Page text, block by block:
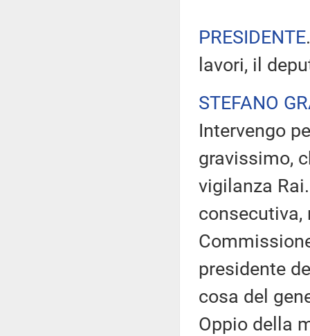
PRESIDENTE
lavori, il
STEFANO
Intervengo
gravissimo,
vigilanza
consecutiva,
presidente
cosa del
Oppio della